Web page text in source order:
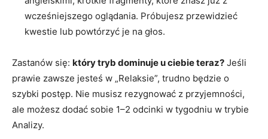
wcześniejszego oglądania. Próbujesz przewidzieć
kwestie lub powtórzyć je na głos.
Zastanów się: który tryb dominuje u ciebie teraz? Jeśli
prawie zawsze jesteś w „Relaksie”, trudno będzie o
szybki postęp. Nie musisz rezygnować z przyjemności,
ale możesz dodać sobie 1–2 odcinki w tygodniu w trybie
Analizy.